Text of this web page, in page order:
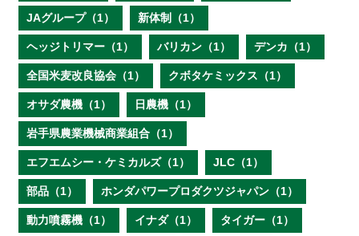
JAグループ（1） 新体制（1）
ヘッジトリマー（1） バリカン（1） デンカ（1）
全国米麦改良協会（1） クボタケミックス（1）
オサダ農機（1） 日農機（1）
岩手県農業機械商業組合（1）
エフエムシー・ケミカルズ（1） JLC（1）
部品（1） ホンダパワープロダクツジャパン（1）
動力噴霧機（1） イナダ（1） タイガー（1）